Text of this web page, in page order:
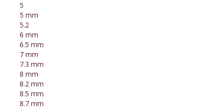
5
5 mm
5.2
6 mm
6.5 mm
7 mm
7.3 mm
8 mm
8.2 mm
8.5 mm
8.7 mm